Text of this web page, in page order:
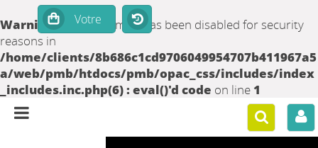
Warning: set_time_limit() has been disabled for security
reasons in
/home/clients/8b686c1cd9706049954707b411967a5
a/web/pmb/htdocs/pmb/opac_css/includes/index
_includes.inc.php(6) : eval()'d code on line 1